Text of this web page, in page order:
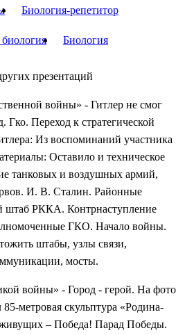
Биология-репетитор
Биология
презентаций
войны» - Гитлер не смог
Гко. Переход к стратегической
Из воспоминаний участника
Оставило и техническое
танковых и воздушных армий,
И. В. Сталин. Районные
штаб РККА. Контрнаступление
ГКО. Начало войны.
штабы, узлы связи,
мосты.
войны» - Город - герой. На фото
метровая скульптура «Родина-
– Победа! Парад Победы.